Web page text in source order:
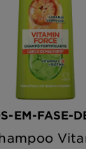
EM-FASE-